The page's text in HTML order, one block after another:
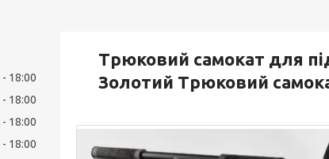
Трюковий самокат для
Золотий Трюковий
18:00
18:00
18:00
18:00